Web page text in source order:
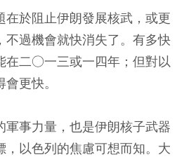
在於阻止伊朗發展核武，或更
不過機會就快消失了。有多快
在二○一三或一四年；但對以
更快。
軍事力量，也是伊朗核子武器
，以色列的焦慮可想而知。大